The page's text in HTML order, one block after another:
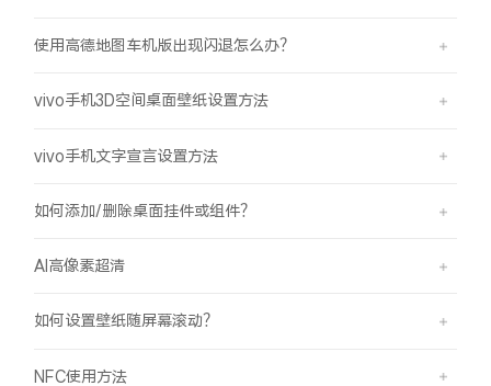
使用高德地图车机版出现闪退怎么办？
vivo手机3D空间桌面壁纸设置方法
vivo手机文字宣言设置方法
如何添加/删除桌面挂件或组件？
AI高像素超清
如何设置壁纸随屏幕滚动？
NFC使用方法